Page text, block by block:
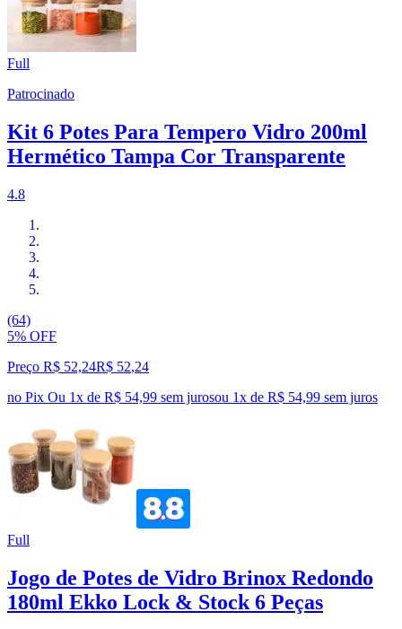
Full
Patrocinado
Kit 6 Potes Para Tempero Vidro 200ml
Hermético Tampa Cor Transparente
4.8
(64)
5% OFF
Preço R$ 52,24R$ 52,24
no Pix Ou 1x de R$ 54,99 sem jurosou 1x de R$ 54,99 sem juros
Full
Jogo de Potes de Vidro Brinox Redondo
180ml Ekko Lock & Stock 6 Peças